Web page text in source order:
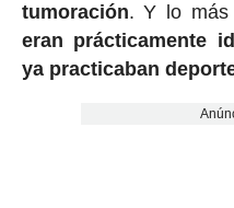
tumoración. Y lo más
eran prácticamente
ya practicaban